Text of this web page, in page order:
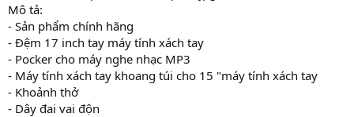
Mô tả:
- Sản phẩm chính hãng
- Đệm 17 inch tay máy tính xách tay
- Pocker cho máy nghe nhạc MP3
- Máy tính xách tay khoang túi cho 15 "máy tính xách tay
- Khoảnh thở
- Dây đai vai độn